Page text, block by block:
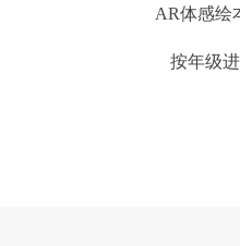
AR体感绘
按年级